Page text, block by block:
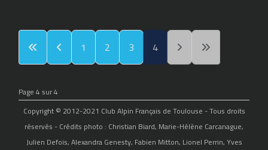
1 2 3 4
Page 4 sur 4
Copyright © 2012-2021 Club Alpin Français de Toulouse - Tous droits
réservés - Crédits photo : Christian Biard, Marie-Hélène Carcanague,
Julien Defois, Alexandra Genesty, Fabien Mitton, Lionel Perrin, Yves